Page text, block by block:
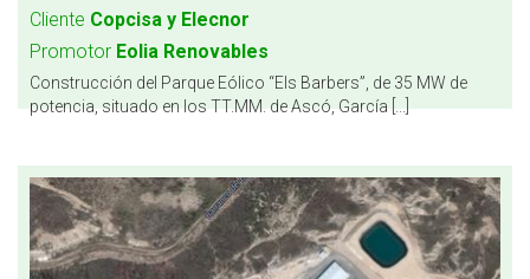
Cliente Copcisa y Elecnor
Promotor Eolia Renovables
Construcción del Parque Eólico “Els Barbers”, de 35 MW de
potencia, situado en los TT.MM. de Ascó, García [...]